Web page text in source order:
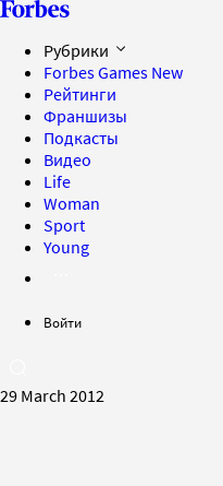
Рубрики
Forbes Games New
Рейтинги
Франшизы
Подкасты
Видео
Life
Woman
Sport
Young
Войти
29 March 2012